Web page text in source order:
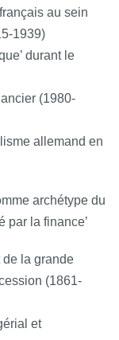
au sein
1939)
durant le
(1980-
allemand en
archétype du
par la finance’
de la grande
(1861-
et